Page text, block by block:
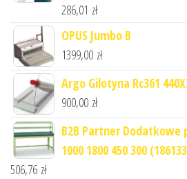
286,01 zł
OPUS Jumbo B
1399,00 zł
Argo Gilotyna Rc361
900,00 zł
B2B Partner Dodatkowe
1000 1800 450 300
506,76 zł